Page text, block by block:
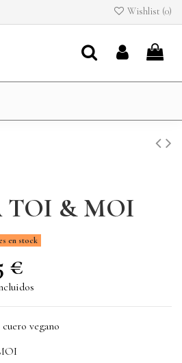
Wishlist (0)
TOI & MOI
en stock
€
vegano